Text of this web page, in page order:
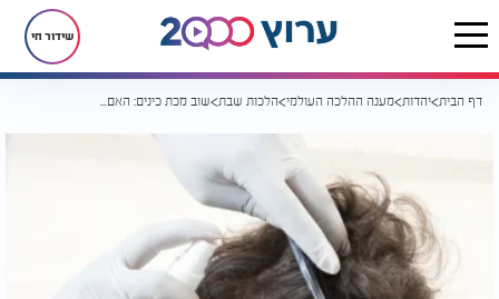
שידור חי
דף הבית יהדות מענה ההלכה העולמי הלכות שבת שוב מכת כינים: האם מותר להרוג כינים בשבת?